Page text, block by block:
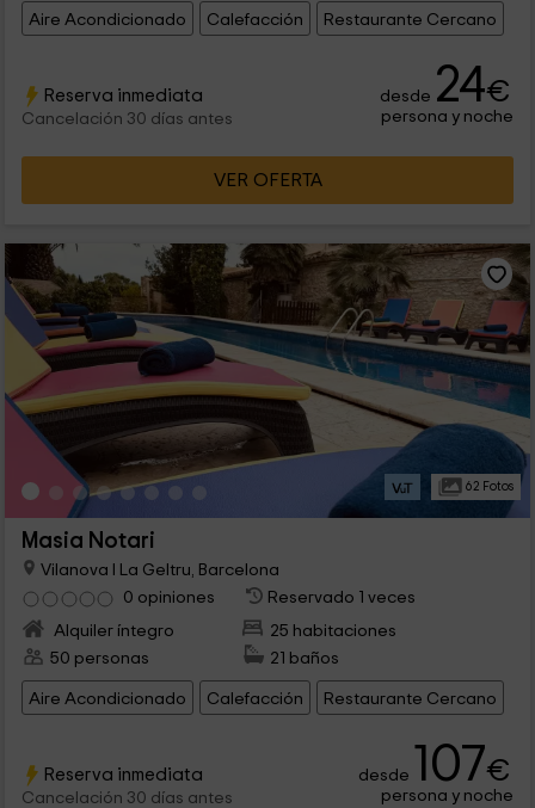
Aire Acondicionado Calefacción Restaurante Cercano
Reserva inmediata
Cancelación 30 días antes
desde 24€
persona y noche
VER OFERTA
62 Fotos
Masia Notari
Vilanova I La Geltru, Barcelona
0 opiniones
Reservado 1 veces
Alquiler íntegro
25 habitaciones
50 personas
21 baños
Aire Acondicionado Calefacción Restaurante Cercano
Reserva inmediata
Cancelación 30 días antes
desde 107€
persona y noche